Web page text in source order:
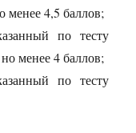
менее 4,5 баллов;
по тесту
менее 4 баллов;
по тесту